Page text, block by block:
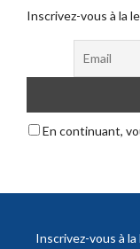
Inscrivez-vous à la
En continuant,
Inscrivez-vous à